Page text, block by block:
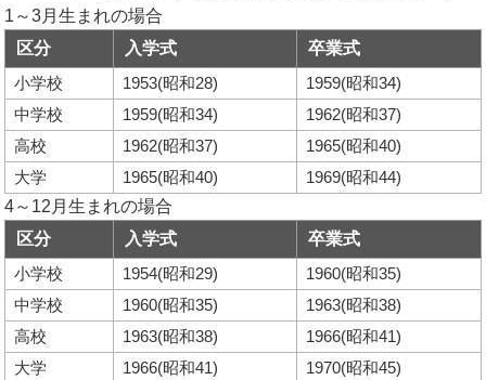
1～3月生まれの場合
区分
入学式
卒業式
小学校
1953(昭和28)
1959(昭和34)
中学校
1959(昭和34)
1962(昭和37)
高校
1962(昭和37)
1965(昭和40)
大学
1965(昭和40)
1969(昭和44)
4～12月生まれの場合
区分
入学式
卒業式
小学校
1954(昭和29)
1960(昭和35)
中学校
1960(昭和35)
1963(昭和38)
高校
1963(昭和38)
1966(昭和41)
大学
1966(昭和41) 1970(昭和45)